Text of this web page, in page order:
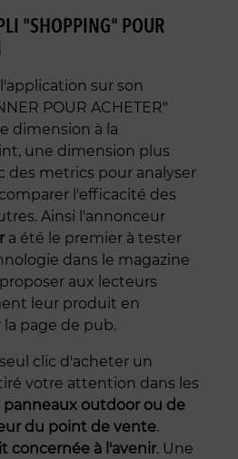
"SHOPPING" POUR
sur son
POUR ACHETER"
dimension à la
une dimension plus
des metrics pour analyser
l'efficacité des
Ainsi l'annonceur
a été le premier à tester
dans le magazine
aux lecteurs
leur produit en
page de pub.
clic d'acheter un
votre attention dans les
panneaux outdoor ou de
du point de vente.
concernée à l'avenir. Une